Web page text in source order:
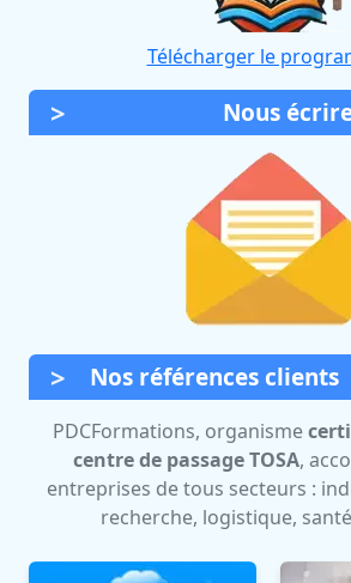
Télécharger le
Nous
Nos références clients
PDCFormations, organisme
centre de passage TOSA,
entreprises de tous secteurs :
recherche, logistique,